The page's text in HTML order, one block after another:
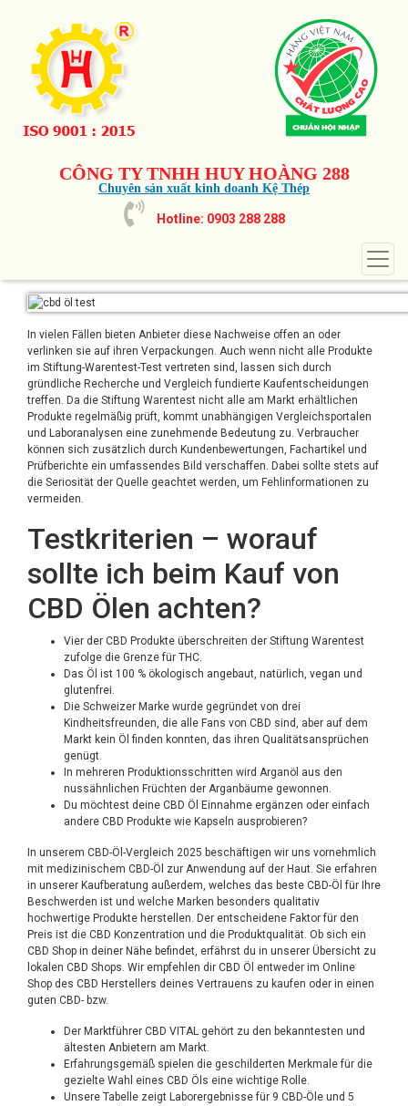
CÔNG TY TNHH HUY HOÀNG 288
Chuyên sản xuất kinh doanh Kệ Thép
Hotline: 0903 288 288
In vielen Fällen bieten Anbieter diese Nachweise offen an oder
verlinken sie auf ihren Verpackungen. Auch wenn nicht alle Produkte
im Stiftung-Warentest-Test vertreten sind, lassen sich durch
gründliche Recherche und Vergleich fundierte Kaufentscheidungen
treffen. Da die Stiftung Warentest nicht alle am Markt erhältlichen
Produkte regelmäßig prüft, kommt unabhängigen Vergleichsportalen
und Laboranalysen eine zunehmende Bedeutung zu. Verbraucher
können sich zusätzlich durch Kundenbewertungen, Fachartikel und
Prüfberichte ein umfassendes Bild verschaffen. Dabei sollte stets auf
die Seriosität der Quelle geachtet werden, um Fehlinformationen zu
vermeiden.
Testkriterien – worauf
sollte ich beim Kauf von
CBD Ölen achten?
Vier der CBD Produkte überschreiten der Stiftung Warentest
zufolge die Grenze für THC.
Das Öl ist 100 % ökologisch angebaut, natürlich, vegan und
glutenfrei.
Die Schweizer Marke wurde gegründet von drei
Kindheitsfreunden, die alle Fans von CBD sind, aber auf dem
Markt kein Öl finden konnten, das ihren Qualitätsansprüchen
genügt.
In mehreren Produktionsschritten wird Arganöl aus den
nussähnlichen Früchten der Arganbäume gewonnen.
Du möchtest deine CBD Öl Einnahme ergänzen oder einfach
andere CBD Produkte wie Kapseln ausprobieren?
In unserem CBD-Öl-Vergleich 2025 beschäftigen wir uns vornehmlich
mit medizinischem CBD-Öl zur Anwendung auf der Haut. Sie erfahren
in unserer Kaufberatung außerdem, welches das beste CBD-Öl für Ihre
Beschwerden ist und welche Marken besonders qualitativ
hochwertige Produkte herstellen. Der entscheidene Faktor für den
Preis ist die CBD Konzentration und die Produktqualität. Ob sich ein
CBD Shop in deiner Nähe befindet, erfährst du in unserer Übersicht zu
lokalen CBD Shops. Wir empfehlen dir CBD Öl entweder im Online
Shop des CBD Herstellers deines Vertrauens zu kaufen oder in einen
guten CBD- bzw.
Der Marktführer CBD VITAL gehört zu den bekanntesten und
ältesten Anbietern am Markt.
Erfahrungsgemäß spielen die geschilderten Merkmale für die
gezielte Wahl eines CBD Öls eine wichtige Rolle.
Unsere Tabelle zeigt Labor­ergeb­nisse für 9 CBD-Öle und 5